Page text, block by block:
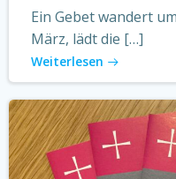
Ein Gebet wandert
März, lädt die […]
Weiterlesen